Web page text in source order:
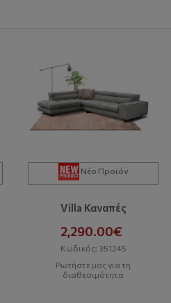
Νέο Προϊόν
Villa Καναπές
2,290.00€
Κωδικός: 351245
Ρωτήστε μας για τη
διαθεσιμότητα